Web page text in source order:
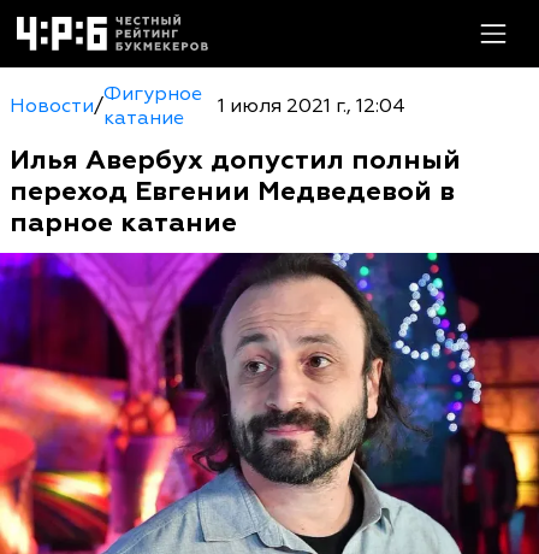
Новости/Фигурное
катание
1 июля 2021 г., 12:04
Илья Авербух допустил полный
переход Евгении Медведевой в
парное катание